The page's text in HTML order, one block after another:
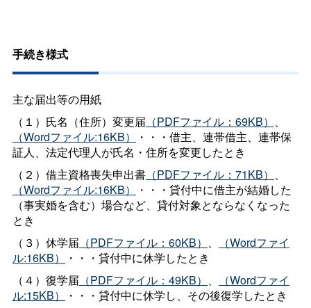
手続き様式
主な届出等の用紙
（１）氏名（住所）変更届 （PDFファイル：69KB） 、
（Wordファイル:16KB）
・・・借主、連帯借主、連帯保
証人、法定代理人が氏名・住所を変更したとき
（２）借主資格喪失申出書（PDFファイル：71KB） 、
（Wordファイル:16KB）
・・・貸付中に借主が結婚した
（事実婚を含む）場合など、貸付対象とならなくなった
とき
（３）休学届 （PDFファイル：60KB） 、
（Wordファイ
ル:16KB）
・・・貸付中に休学したとき
（４）復学届 （PDFファイル：49KB） 、
（Wordファイ
ル:15KB）
・・・貸付中に休学し、その後復学したとき